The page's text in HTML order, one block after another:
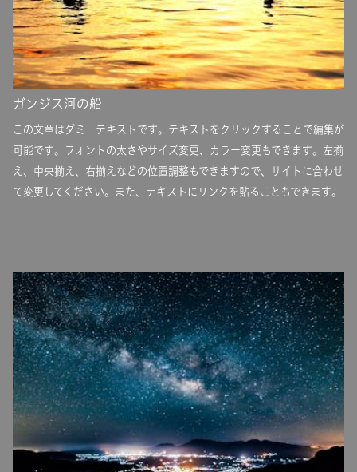
ガンジス河の船
この文章はダミーテキストです。テキストをクリックすることで編集が
可能です。フォントの太さやサイズ変更、カラー変更もできます。左揃
え、中央揃え、右揃えなどの位置調整もできますので、サイトに合わせ
て変更してください。また、テキストにリンクを貼ることもできます。